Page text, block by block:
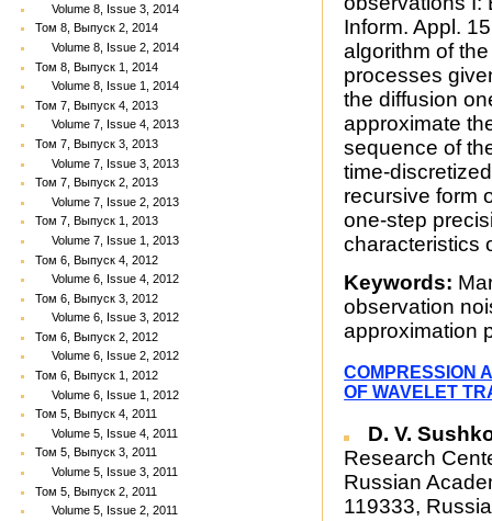
Volume 8, Issue 3, 2014
Том 8, Выпуск 2, 2014
Volume 8, Issue 2, 2014
Том 8, Выпуск 1, 2014
Volume 8, Issue 1, 2014
Том 7, Выпуск 4, 2013
Volume 7, Issue 4, 2013
Том 7, Выпуск 3, 2013
Volume 7, Issue 3, 2013
Том 7, Выпуск 2, 2013
Volume 7, Issue 2, 2013
Том 7, Выпуск 1, 2013
Volume 7, Issue 1, 2013
Том 6, Выпуск 4, 2012
Volume 6, Issue 4, 2012
Том 6, Выпуск 3, 2012
Volume 6, Issue 3, 2012
Том 6, Выпуск 2, 2012
Volume 6, Issue 2, 2012
Том 6, Выпуск 1, 2012
Volume 6, Issue 1, 2012
Том 5, Выпуск 4, 2011
Volume 5, Issue 4, 2011
Том 5, Выпуск 3, 2011
Volume 5, Issue 3, 2011
Том 5, Выпуск 2, 2011
Volume 5, Issue 2, 2011
Inform. Appl.
algorithm of
processes
the diffusion
approximate
sequence of
time-
recursive form
one-step
characteristics
Keywords:
observation
approximation
COMPRESSION
OF WAVELET
D. V.
Research
Russian
119333,